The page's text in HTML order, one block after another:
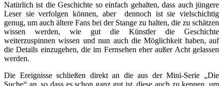
Natürlich ist die Geschichte so einfach gehalten, dass auch jüngere
Leser sie verfolgen können, aber dennoch ist sie vielschichtig
genug, um auch ältere Fans bei der Stange zu halten, die zu schätzen
wissen werden, wie gut die Künstler die Geschichte
weiterzuspinnen wissen und nun auch die Möglichkeit haben, auf
die Details einzugehen, die im Fernsehen eher außer Acht gelassen
werden.
Die Ereignisse schließen direkt an die aus der Mini-Serie „Die
Suche“ an, so dass es schon ganz gut ist, diese auch zu kennen, um